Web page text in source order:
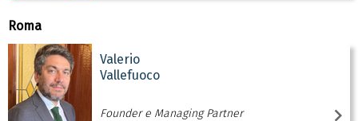
Roma
Valerio
Vallefuoco
Founder e Managing Partner